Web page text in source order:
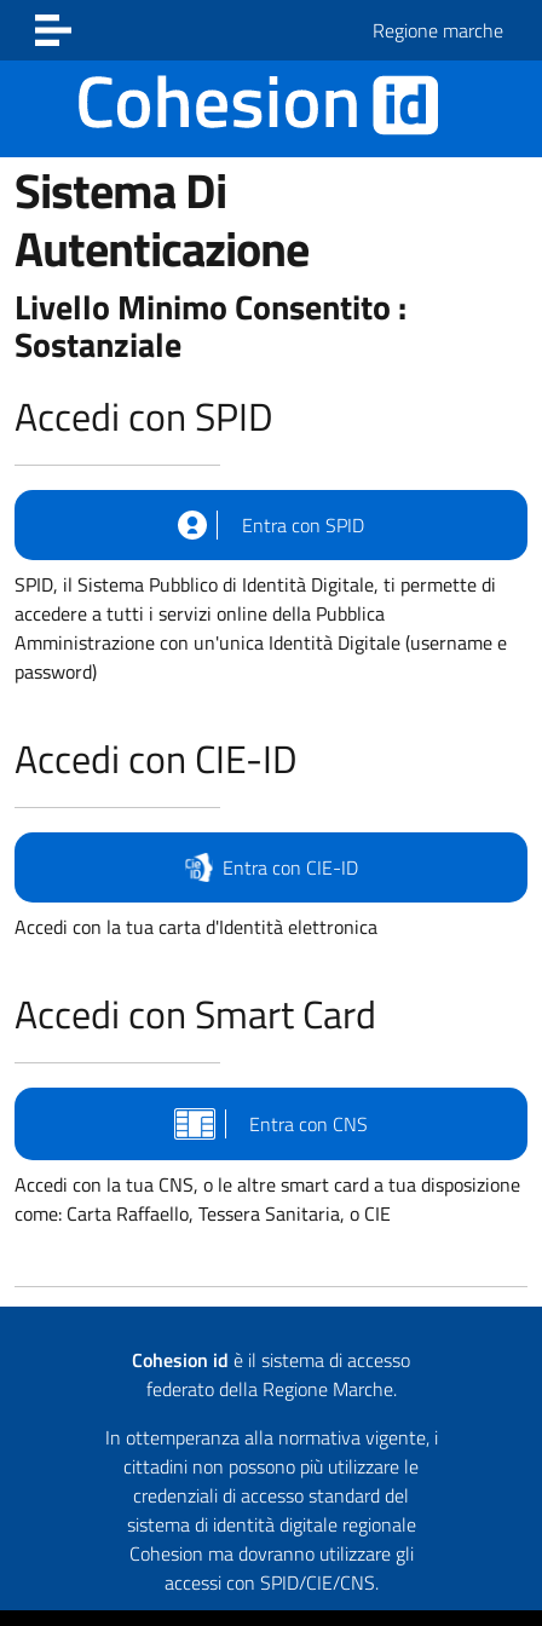
Vai ai contenuti
Vai al footer
Regione marche
Sistema Di
Autenticazione
Livello Minimo Consentito :
Sostanziale
Accedi con SPID
Entra con SPID
SPID, il Sistema Pubblico di Identità Digitale, ti permette di
accedere a tutti i servizi online della Pubblica
Amministrazione con un'unica Identità Digitale (username e
password)
Accedi con CIE-ID
Entra con CIE-ID
Accedi con la tua carta d'Identità elettronica
Accedi con Smart Card
Entra con CNS
Accedi con la tua CNS, o le altre smart card a tua disposizione
come: Carta Raffaello, Tessera Sanitaria, o CIE
Cohesion id è il sistema di accesso
federato della Regione Marche.
In ottemperanza alla normativa vigente, i
cittadini non possono più utilizzare le
credenziali di accesso standard del
sistema di identità digitale regionale
Cohesion ma dovranno utilizzare gli
accessi con SPID/CIE/CNS.